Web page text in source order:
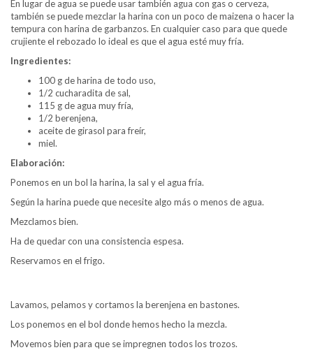
En lugar de agua se puede usar también agua con gas o cerveza,
también se puede mezclar la harina con un poco de maizena o hacer la
tempura con harina de garbanzos. En cualquier caso para que quede
crujiente el rebozado lo ideal es que el agua esté muy fría.
Ingredientes:
100 g de harina de todo uso,
1/2 cucharadita de sal,
115 g de agua muy fría,
1/2 berenjena,
aceite de girasol para freír,
miel.
Elaboración:
Ponemos en un bol la harina, la sal y el agua fría.
Según la harina puede que necesite algo más o menos de agua.
Mezclamos bien.
Ha de quedar con una consistencia espesa.
Reservamos en el frigo.
Lavamos, pelamos y cortamos la berenjena en bastones.
Los ponemos en el bol donde hemos hecho la mezcla.
Movemos bien para que se impregnen todos los trozos.